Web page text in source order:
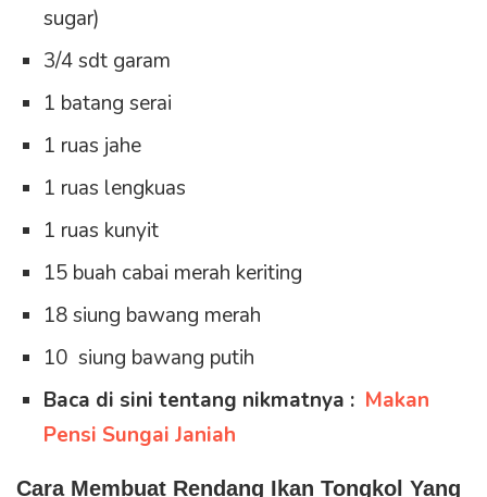
sugar)
3/4 sdt garam
1 batang serai
1 ruas jahe
1 ruas lengkuas
1 ruas kunyit
15 buah cabai merah keriting
18 siung bawang merah
10 siung bawang putih
Baca di sini tentang nikmatnya : Makan
Pensi Sungai Janiah
Cara Membuat Rendang Ikan Tongkol Yang